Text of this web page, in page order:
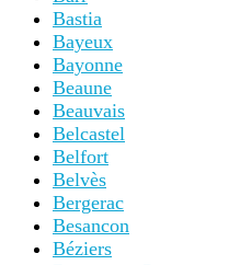
Bastia
Bayeux
Bayonne
Beaune
Beauvais
Belcastel
Belfort
Belvès
Bergerac
Besancon
Béziers